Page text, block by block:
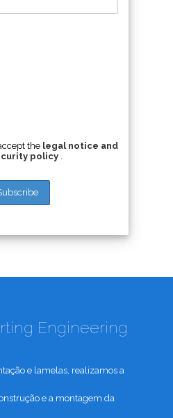
the legal notice and
policy .
Engineering
e lamelas, realizamos a
e a montagem da